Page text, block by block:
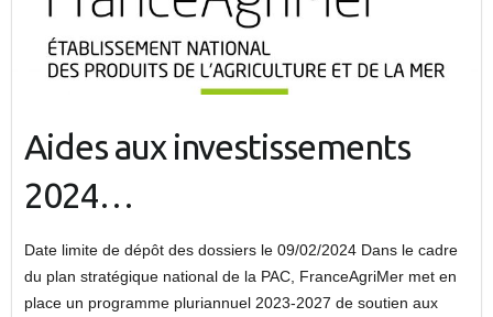
Aides aux investissements
2024…
Date limite de dépôt des dossiers le 09/02/2024 Dans le cadre
du plan stratégique national de la PAC, FranceAgriMer met en
place un programme pluriannuel 2023-2027 de soutien aux